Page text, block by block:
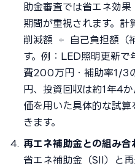
助金審査では省エネ効
期間が重視されます。計
削減額 ÷ 自己負担額（
す。例：LED照明更新
費200万円・補助率1/3
円、投資回収は約1年4
価を用いた具体的な試算
きます。
再エネ補助金との組み合
省エネ補助金（SII）と